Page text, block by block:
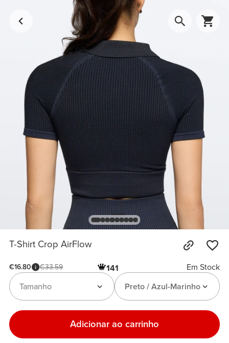
T-Shirt Crop AirFlow
€16.80 €33.59 141
Em Stock
Preto / Azul-Marinho
Tamanho
Adicionar ao carrinho